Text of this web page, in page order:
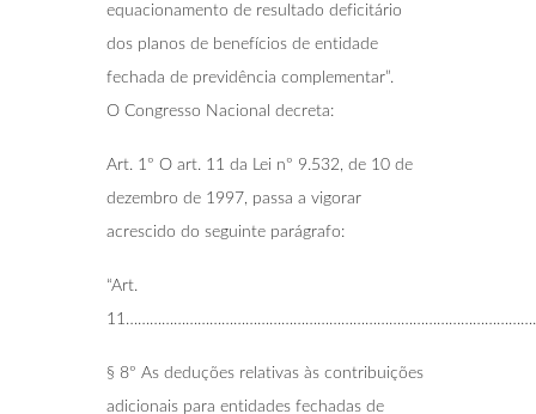
equacionamento de resultado deficitário
dos planos de benefícios de entidade
fechada de previdência complementar”.
O Congresso Nacional decreta:
Art. 1º O art. 11 da Lei nº 9.532, de 10 de
dezembro de 1997, passa a vigorar
acrescido do seguinte parágrafo:
“Art.
§ 8º As deduções relativas às contribuições
adicionais para entidades fechadas de